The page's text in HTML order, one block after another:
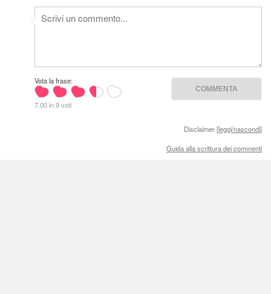
Vota la frase:
7.00 in 9 voti
Disclaimer [leggi/nascondi]
Guida alla scrittura dei commenti